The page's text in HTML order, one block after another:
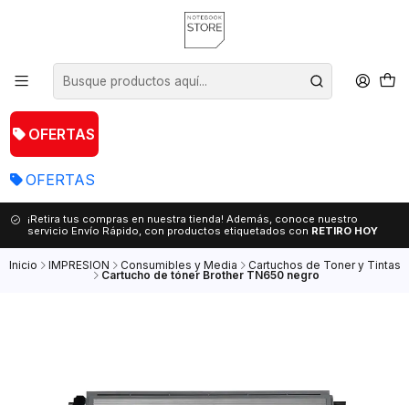
OFERTAS
OFERTAS
¡Retira tus compras en nuestra tienda! Además, conoce nuestro
servicio Envío Rápido, con productos etiquetados con RETIRO HOY
Inicio IMPRESION Consumibles y Media Cartuchos de Toner y Tintas
Cartucho de tóner Brother TN650 negro